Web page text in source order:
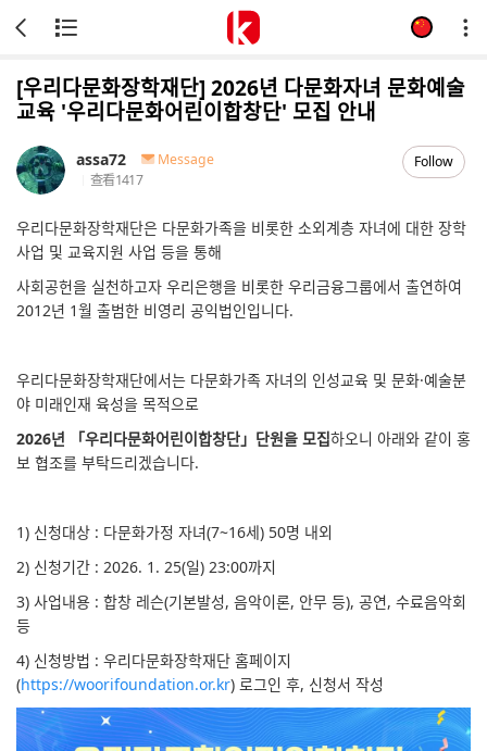
[우리다문화장학재단] 2026년 다문화자녀 문화예술
교육 '우리다문화어린이합창단' 모집 안내
assa72
Message
查看1417
Follow
우리다문화장학재단은 다문화가족을 비롯한 소외계층 자녀에 대한 장학
사업 및 교육지원 사업 등을 통해
사회공헌을 실천하고자 우리은행을 비롯한 우리금융그룹에서 출연하여
2012년 1월 출범한 비영리 공익법인입니다.
우리다문화장학재단에서는 다문화가족 자녀의 인성교육 및 문화·예술분
야 미래인재 육성을 목적으로
2026년 「우리다문화어린이합창단」단원을 모집하오니 아래와 같이 홍
보 협조를 부탁드리겠습니다.
1) 신청대상 : 다문화가정 자녀(7~16세) 50명 내외
2) 신청기간 : 2026. 1. 25(일) 23:00까지
3) 사업내용 : 합창 레슨(기본발성, 음악이론, 안무 등), 공연, 수료음악회
등
4) 신청방법 : 우리다문화장학재단 홈페이지
(https://woorifoundation.or.kr) 로그인 후, 신청서 작성